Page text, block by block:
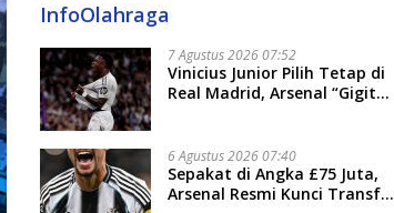
InfoOlahraga
7 Agustus 2026 07:52
Vinicius Junior Pilih Tetap di
Real Madrid, Arsenal “Gigit
6 Agustus 2026 07:40
Sepakat di Angka £75 Juta,
Arsenal Resmi Kunci Transfer